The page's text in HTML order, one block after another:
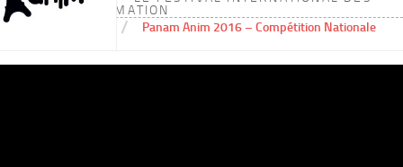
ÉCOLES D'ANIMATION
/ Panam Anim 2016 – Compétition Nationale